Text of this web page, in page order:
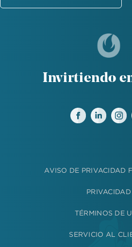
Invirtiendo
AVISO DE PRIVACIDAD
PRIVACIDAD
TÉRMINOS DE
SERVICIO AL